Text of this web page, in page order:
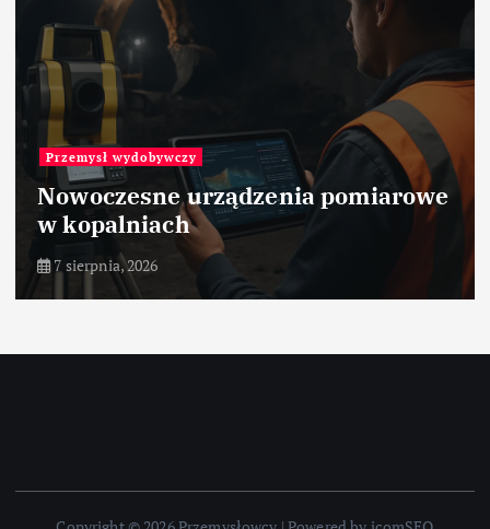
Przemysł wydobywczy
Nowoczesne urządzenia pomiarowe
w kopalniach
7 sierpnia, 2026